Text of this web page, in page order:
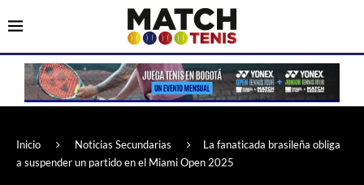
Inicio Noticias Secundarias
La fanaticada brasileña obliga
a suspender un partido en el Miami Open 2025